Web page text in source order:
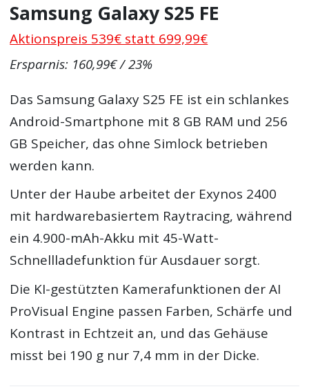
Samsung Galaxy S25 FE
Aktionspreis 539€ statt 699,99€
Ersparnis: 160,99€ / 23%
Das Samsung Galaxy S25 FE ist ein schlankes
Android-Smartphone mit 8 GB RAM und 256
GB Speicher, das ohne Simlock betrieben
werden kann.
Unter der Haube arbeitet der Exynos 2400
mit hardwarebasiertem Raytracing, während
ein 4.900-mAh-Akku mit 45-Watt-
Schnellladefunktion für Ausdauer sorgt.
Die KI-gestützten Kamerafunktionen der AI
ProVisual Engine passen Farben, Schärfe und
Kontrast in Echtzeit an, und das Gehäuse
misst bei 190 g nur 7,4 mm in der Dicke.